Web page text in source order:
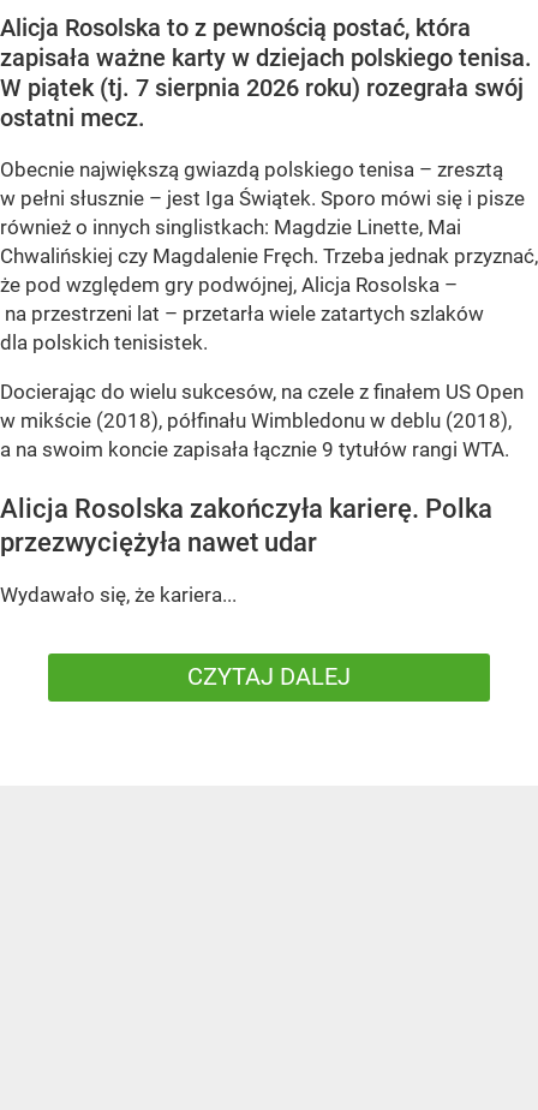
Alicja Rosolska to z pewnością postać, która
zapisała ważne karty w dziejach polskiego tenisa.
W piątek (tj. 7 sierpnia 2026 roku) rozegrała swój
ostatni mecz.
Obecnie największą gwiazdą polskiego tenisa – zresztą
w pełni słusznie – jest Iga Świątek. Sporo mówi się i pisze
również o innych singlistkach: Magdzie Linette, Mai
Chwalińskiej czy Magdalenie Fręch. Trzeba jednak przyznać,
że pod względem gry podwójnej, Alicja Rosolska –
na przestrzeni lat – przetarła wiele zatartych szlaków
dla polskich tenisistek.
Docierając do wielu sukcesów, na czele z finałem US Open
w mikście (2018), półfinału Wimbledonu w deblu (2018),
a na swoim koncie zapisała łącznie 9 tytułów rangi WTA.
Alicja Rosolska zakończyła karierę. Polka
przezwyciężyła nawet udar
Wydawało się, że kariera...
CZYTAJ DALEJ